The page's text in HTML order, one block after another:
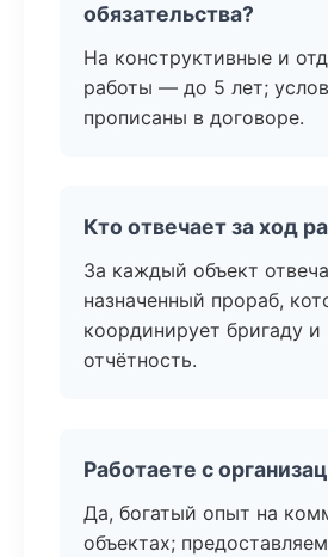
обязательства?
На конструктивные и
работы — до 5 лет;
прописаны в договоре.
Кто отвечает за ход
За каждый объект
назначенный прораб,
координирует бригаду и
отчётность.
Работаете с
Да, богатый опыт на
объектах; предоставляем